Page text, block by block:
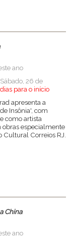
ano
26 de
para o início
apresenta a
Insônia', com
como artista
especialmente
Cultural Correios RJ.
China
ano